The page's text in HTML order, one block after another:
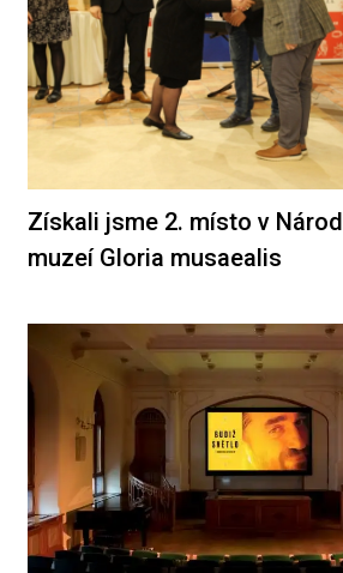
Získali jsme 2. místo v
muzeí Gloria musaealis